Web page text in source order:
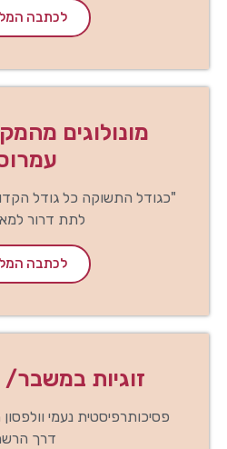
זוגיות
פסיכותרפיסטית נעמי
דרך
לכתבה
מונולוגים
"כגודל התשוקה כל גודל
לתת דרור
לכתבה